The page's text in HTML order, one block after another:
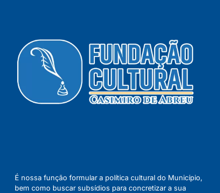
É nossa função formular a política cultural do Município,
bem como buscar subsídios para concretizar a sua